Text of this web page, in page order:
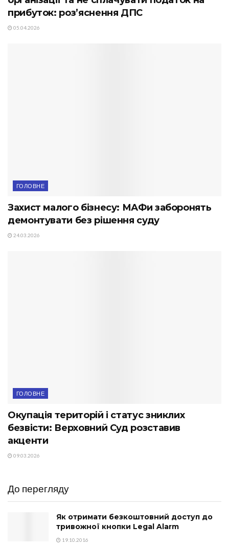
прибуток: роз’яснення ДПС
05.04.2026
ГОЛОВНЕ
Захист малого бізнесу: МАФи заборонять
демонтувати без рішення суду
24.03.2026
ГОЛОВНЕ
Окупація територій і статус зниклих
безвісти: Верховний Суд розставив
акценти
09.03.2026
До перегляду
Як отримати безкоштовний доступ до
тривожної кнопки Legal Alarm
19.10.2016